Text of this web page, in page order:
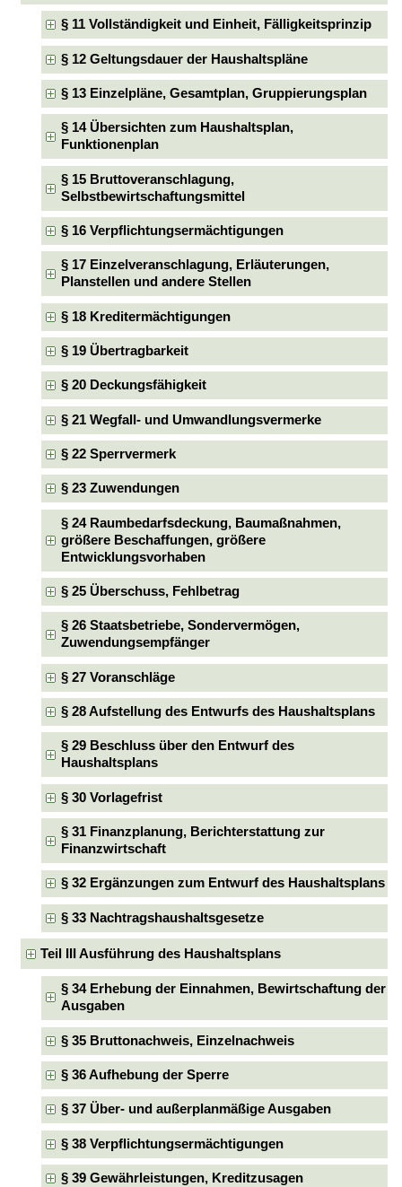
§ 11 Vollständigkeit und Einheit, Fälligkeitsprinzip
§ 12 Geltungsdauer der Haushaltspläne
§ 13 Einzelpläne, Gesamtplan, Gruppierungsplan
§ 14 Übersichten zum Haushaltsplan,
Funktionenplan
§ 15 Bruttoveranschlagung,
Selbstbewirtschaftungsmittel
§ 16 Verpflichtungsermächtigungen
§ 17 Einzelveranschlagung, Erläuterungen,
Planstellen und andere Stellen
§ 18 Kreditermächtigungen
§ 19 Übertragbarkeit
§ 20 Deckungsfähigkeit
§ 21 Wegfall- und Umwandlungsvermerke
§ 22 Sperrvermerk
§ 23 Zuwendungen
§ 24 Raumbedarfsdeckung, Baumaßnahmen,
größere Beschaffungen, größere
Entwicklungsvorhaben
§ 25 Überschuss, Fehlbetrag
§ 26 Staatsbetriebe, Sondervermögen,
Zuwendungsempfänger
§ 27 Voranschläge
§ 28 Aufstellung des Entwurfs des Haushaltsplans
§ 29 Beschluss über den Entwurf des
Haushaltsplans
§ 30 Vorlagefrist
§ 31 Finanzplanung, Berichterstattung zur
Finanzwirtschaft
§ 32 Ergänzungen zum Entwurf des Haushaltsplans
§ 33 Nachtragshaushaltsgesetze
Teil III Ausführung des Haushaltsplans
§ 34 Erhebung der Einnahmen, Bewirtschaftung der
Ausgaben
§ 35 Bruttonachweis, Einzelnachweis
§ 36 Aufhebung der Sperre
§ 37 Über- und außerplanmäßige Ausgaben
§ 38 Verpflichtungsermächtigungen
§ 39 Gewährleistungen, Kreditzusagen